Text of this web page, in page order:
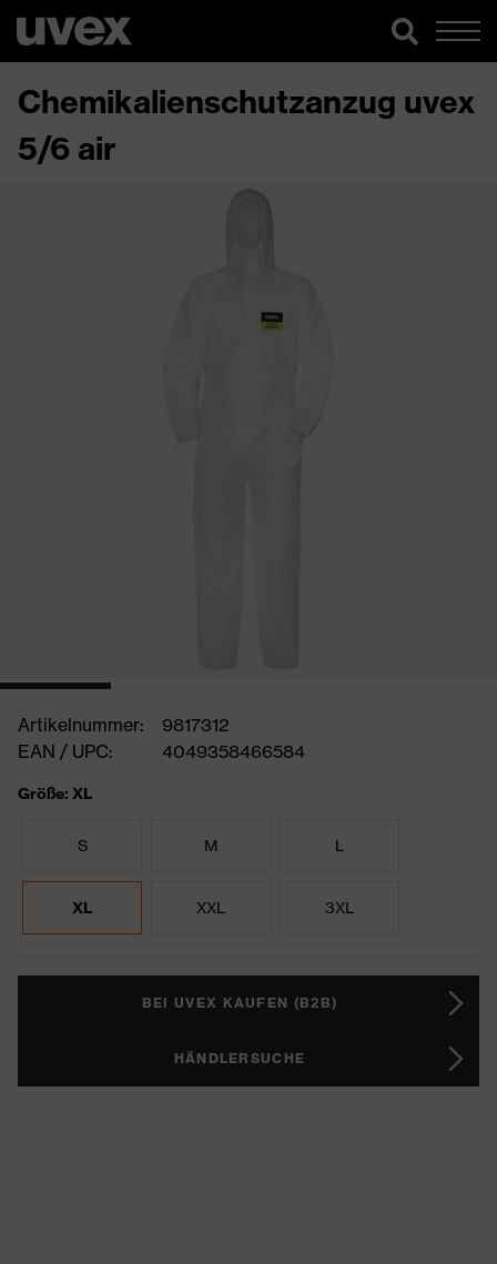
Chemikalienschutzanzug uvex
5/6 air
Artikelnummer:
9817312
EAN / UPC:
4049358466584
Größe: XL
S M L
XL XXL 3XL
BEI UVEX KAUFEN (B2B)
HÄNDLERSUCHE